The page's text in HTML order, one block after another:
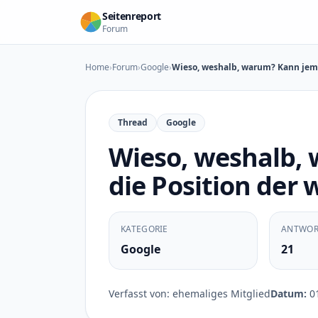
Zum Inhalt springen
Seitenreport
Forum
Home›Forum›Google›Wieso, weshalb, warum? Kann
Thread Google
Wieso, weshalb,
die Position der
KATEGORIE
Google 21
Verfasst von: ehemaliges MitgliedDatum: